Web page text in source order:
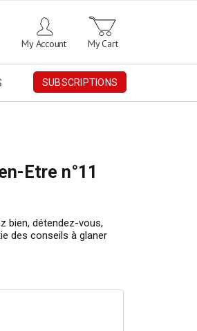
My Cart
My Account
SUBSCRIPTIONS
Etre n°11
bien, détendez-vous,
des conseils à glaner